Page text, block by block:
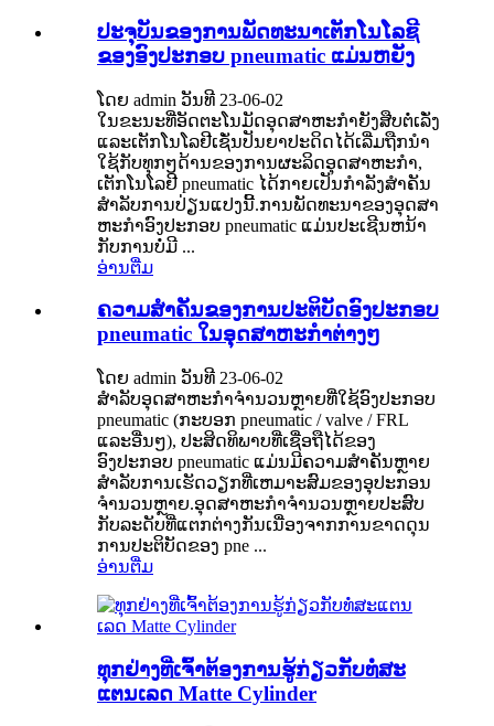
ປະຈຸບັນຂອງການພັດທະນາເຕັກໂນໂລຊີ
ຂອງອົງປະກອບ pneumatic ແມ່ນຫຍັງ
ໂດຍ admin ວັນທີ 23-06-02
ໃນຂະນະທີ່ອັດຕະໂນມັດອຸດສາຫະກໍາຍັງສືບຕໍ່ເລັ່ງ
ແລະເຕັກໂນໂລຢີເຊັ່ນປັນຍາປະດິດໄດ້ເລີ່ມຖືກນໍາ
ໃຊ້ກັບທຸກໆດ້ານຂອງການຜະລິດອຸດສາຫະກໍາ,
ເຕັກໂນໂລຢີ pneumatic ໄດ້ກາຍເປັນກໍາລັງສໍາຄັນ
ສໍາລັບການປ່ຽນແປງນີ້.ການ​ພັດ​ທະ​ນາ​ຂອງ​ອຸດ​ສາ​
ຫະ​ກໍາ​ອົງ​ປະ​ກອບ pneumatic ແມ່ນ​ປະ​ເຊີນ​ຫນ້າ​
ກັບ​ການ​ບໍ່​ມີ ...
ອ່ານ​ຕື່ມ
ຄວາມສໍາຄັນຂອງການປະຕິບັດອົງປະກອບ
pneumatic ໃນອຸດສາຫະກໍາຕ່າງໆ
ໂດຍ admin ວັນທີ 23-06-02
ສໍາລັບອຸດສາຫະກໍາຈໍານວນຫຼາຍທີ່ໃຊ້ອົງປະກອບ
pneumatic (ກະບອກ pneumatic / valve / FRL
ແລະອື່ນໆ), ປະສິດທິພາບທີ່ເຊື່ອຖືໄດ້ຂອງ
ອົງປະກອບ pneumatic ແມ່ນມີຄວາມສໍາຄັນຫຼາຍ
ສໍາລັບການເຮັດວຽກທີ່ເຫມາະສົມຂອງອຸປະກອນ
ຈໍານວນຫຼາຍ.ອຸດ​ສາ​ຫະ​ກໍາ​ຈໍາ​ນວນ​ຫຼາຍ​ປະ​ສົບ​
ກັບ​ລະ​ດັບ​ທີ່​ແຕກ​ຕ່າງ​ກັນ​ເນື່ອງ​ຈາກ​ການ​ຂາດ​ດຸນ​
ການ​ປະ​ຕິ​ບັດ​ຂອງ pne ...
ອ່ານ​ຕື່ມ
ທຸກຢ່າງທີ່ເຈົ້າຕ້ອງການຮູ້ກ່ຽວກັບທໍ່ສະ
ແຕນເລດ Matte Cylinder